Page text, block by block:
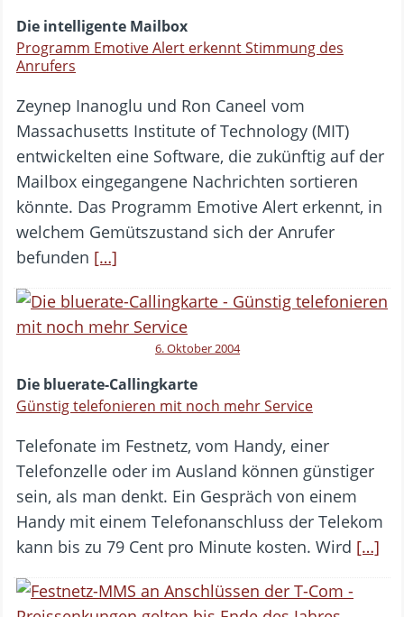
Die intelligente Mailbox
Programm Emotive Alert erkennt Stimmung des
Anrufers
Zeynep Inanoglu und Ron Caneel vom
Massachusetts Institute of Technology (MIT)
entwickelten eine Software, die zukünftig auf der
Mailbox eingegangene Nachrichten sortieren
könnte. Das Programm Emotive Alert erkennt, in
welchem Gemütszustand sich der Anrufer
befunden […]
6. Oktober 2004
Die bluerate-Callingkarte
Günstig telefonieren mit noch mehr Service
Telefonate im Festnetz, vom Handy, einer
Telefonzelle oder im Ausland können günstiger
sein, als man denkt. Ein Gespräch von einem
Handy mit einem Telefonanschluss der Telekom
kann bis zu 79 Cent pro Minute kosten. Wird […]